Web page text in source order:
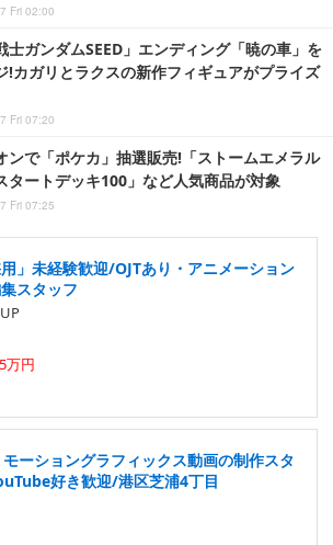
Fri 02:00
士ガンダムSEED」エンディング「暁の車」を
!カガリとラクスの新作フィギュアがプライズ
Fri 07:20
ンで「ポケカ」抽選販売!「ストームエメラル
タートデッキ100」など人気商品が対象
Fri 07:25
用」未経験歓迎/OJTあり・アニメーション
スタッフ
万円
モーショングラフィックス動画の制作スタ
好き歓迎/港区芝浦4丁目